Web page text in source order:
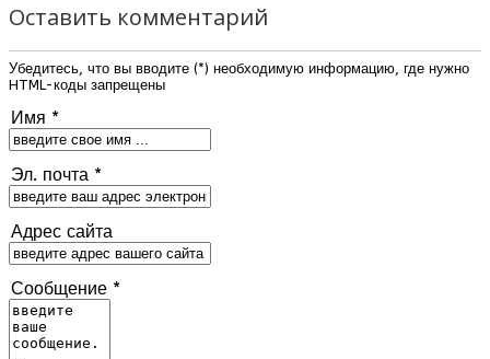
Оставить комментарий
Убедитесь, что вы вводите (*) необходимую информацию, где нужно
HTML-коды запрещены
Имя *
Эл. почта *
Адрес сайта
Сообщение *